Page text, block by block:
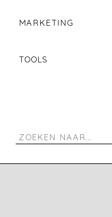
TOOLS
MARKETING
Search
for: